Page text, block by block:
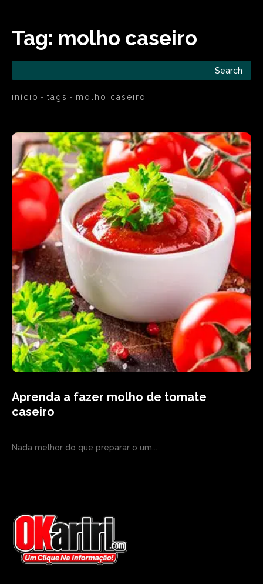
Tag: molho caseiro
Search
início tags molho caseiro
Aprenda a fazer molho de tomate
caseiro
Nada melhor do que preparar o um...